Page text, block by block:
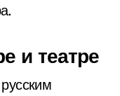
и театре